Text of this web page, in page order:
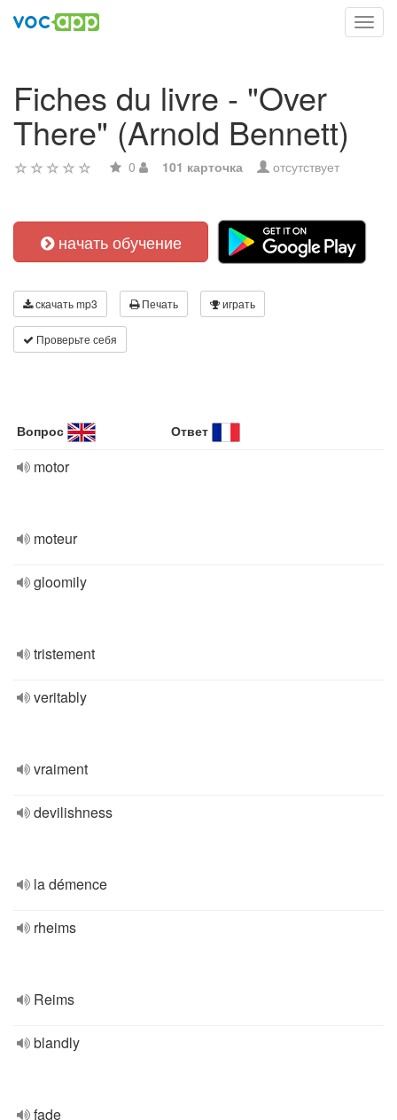
Fiches du livre - "Over
There" (Arnold Bennett)
0 101 карточка отсутствует
начать обучение
скачать mp3 Печать играть
Проверьте себя
Вопрос Ответ
motor
moteur
gloomily
tristement
veritably
vraiment
devilishness
la démence
rheims
Reims
blandly
fade